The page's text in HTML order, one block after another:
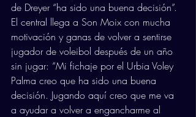
de Dreyer “ha sido una buena decisión”.
El central llega a Son Moix con mucha
motivación y ganas de volver a sentirse
jugador de voleibol después de un año
sin jugar: “Mi fichaje por el Urbia Voley
Palma creo que ha sido una buena
decisión. Jugando aquí creo que me va
a ayudar a volver a engancharme al